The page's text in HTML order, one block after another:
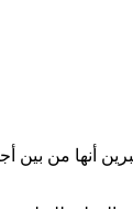
بين أجمل